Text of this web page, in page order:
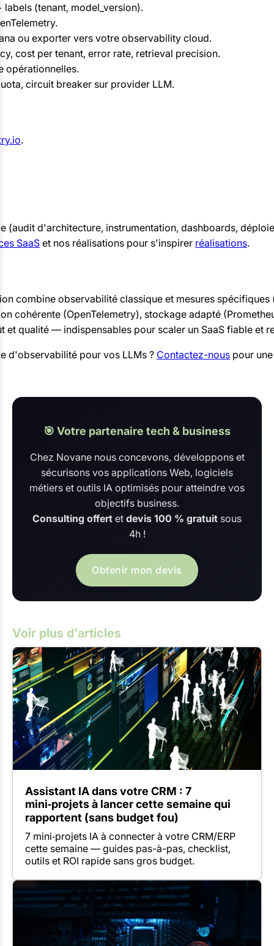
(tenant, model_version).
ou exporter vers votre observability cloud.
cost per tenant, error rate, retrieval precision.
opérationnelles.
circuit breaker sur provider LLM.
.
(audit d'architecture, instrumentation, dashboards,
SaaSet nos réalisations pour s'inspirer réalisations.
combine observabilité classique et mesures
cohérente (OpenTelemetry), stockage adapté
et qualité — indispensables pour scaler un SaaS fiable et
d'observabilité pour vos LLMs ? Contactez-nous pour
🎯 Votre partenaire tech & business
Chez Novane nous concevons, développons et
sécurisons vos applications Web, logiciels
métiers et outils IA optimisés pour atteindre vos
objectifs business.
Consulting offert et devis 100 % gratuit sous
4h !
Obtenir mon devis
Voir plus d'articles
Assistant IA dans votre CRM : 7
mini‑projets à lancer cette semaine qui
rapportent (sans budget fou)
7 mini‑projets IA à connecter à votre CRM/ERP
cette semaine — guides pas-à-pas, checklist,
outils et ROI rapide sans gros budget.